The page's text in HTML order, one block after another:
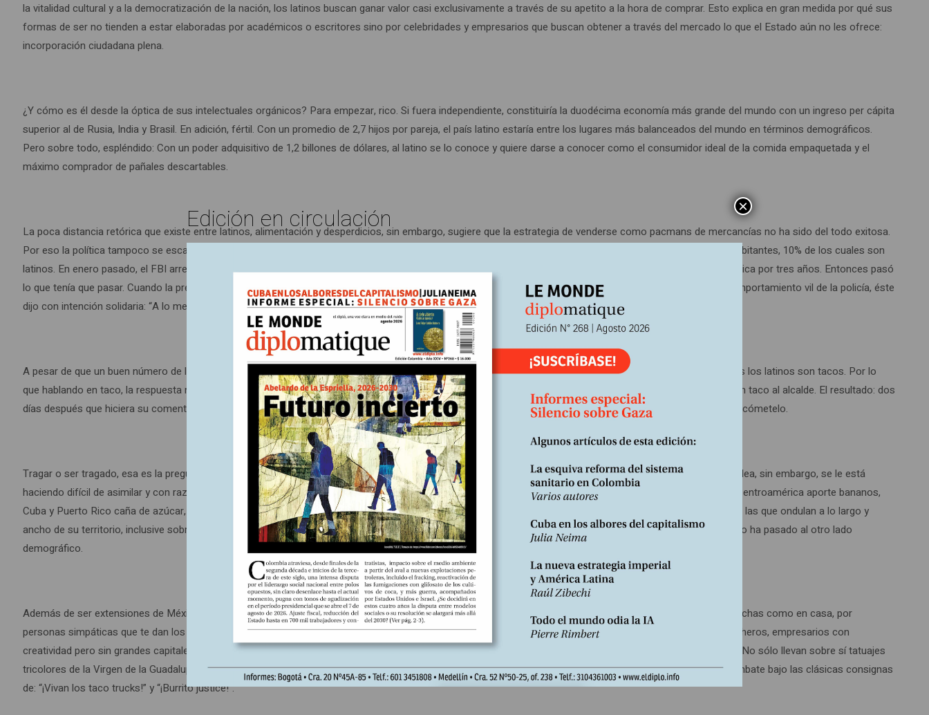
la vitalidad cultural y a la democratización de la nación, los latinos buscan ganar valor casi exclusivamente a través de su apetito a la hora de comprar. Esto explica en gran medida por qué sus
formas de ser no tienden a estar elaboradas por académicos o escritores sino por celebridades y empresarios que buscan obtener a través del mercado lo que el Estado aún no les ofrece:
incorporación ciudadana plena.
¿Y cómo es él desde la óptica de sus intelectuales orgánicos? Para empezar, rico. Si fuera independiente, constituiría la duodécima economía más grande del mundo con un ingreso per cápita
superior al de Rusia, India y Brasil. En adición, fértil. Con un promedio de 2,7 hijos por pareja, el país latino estaría entre los lugares más balanceados del mundo en términos demográficos.
Pero sobre todo, espléndido: Con un poder adquisitivo de 1,2 billones de dólares, al latino se lo conoce y quiere darse a conocer como el consumidor ideal de la comida empaquetada y el
máximo comprador de pañales descartables.
La poca distancia retórica que existe entre latinos, alimentación y desperdicios, sin embargo, sugiere que la estrategia de venderse como pacmans de mercancías no ha sido del todo exitosa.
Por eso la política tampoco se escapa de la metáfora y se salpica de ella. El mejor ejemplo reciente viene de East Haven, Connecticut, un pueblo de 28.000 habitantes, 10% de los cuales son
latinos. En enero pasado, el FBI arrestó a cuatro policías de la ciudad por intimidar, acosar y usar fuerza excesiva contra residentes latinos de forma sistemática por tres años. Entonces pasó
lo que tenía que pasar. Cuando la prensa finalmente fue a preguntarle al alcalde, el honorable Joseph Maturo, Jr., qué iba a hacer por la comunidad dado el comportamiento vil de la policía, éste
dijo con intención solidaria: “A lo mejor me como un taco”.
A pesar de que un buen número de los latinos que viven en East Haven no son mexicanos sino ecuatorianos, entienden que para propósitos nacionales, todos los latinos son tacos. Por lo
que hablando en taco, la respuesta no se hizo esperar. Al día siguiente, un grupo de activistas creó un número de móvil que le permitía a cualquiera textearle un taco al alcalde. El resultado: dos
días después que hiciera su comentario, docenas de repartidores en bicicleta le depositaron al alcalde más de 500 tacos a la puerta de su oficina. El mensaje: cómetelo.
Tragar o ser tragado, esa es la pregunta que agobia al país anglo según contempla su destino inevitable: en menos de cuarenta años ya no será mayoría. La idea, sin embargo, se le está
haciendo difícil de asimilar y con razón: desde el siglo XIX, la aspiración anglo ha sido que ondee su bandera de Norte a Sur en una Pax Americana en la cual Centroamérica aporte bananos,
Cuba y Puerto Rico caña de azúcar, y México brazos para recoger tomates. Pero se quemó el arroz. Hoy, los anglos sienten que son las banderas mexicanas las que ondulan a lo largo y
ancho de su territorio, inclusive sobre los fabulosos taco trucks, establecimientos de comida ambulantes que anuncian con su llegada que un nuevo vecindario ha pasado al otro lado
demográfico.
Además de ser extensiones de México sobre ruedas, los taco trucks amenazan la viabilidad de McDonald’s y Pizza Hut con sus comidas aun más baratas, hechas como en casa, por
personas simpáticas que te dan los buenos días. Esto ha llevado a la guerra de los taco trucks, una verdadera food fight callejera donde se enfrentan los loncheros, empresarios con
creatividad pero sin grandes capitales, contra gobiernos remojados en la afluencia de la industria culinaria oficial. Igual va a ser difícil vencer a los taco trucks. No sólo llevan sobre sí tatuajes
tricolores de la Virgen de la Guadalupe para que los libre de todo mal; miles de personas han jurado que esta batalla no será su Álamo y se han lanzado al combate bajo las clásicas consignas
de: “¡Vivan los taco trucks!” y “¡Burrito justice!”.
Edición en circulación ×